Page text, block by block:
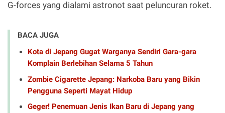
G-forces yang dialami astronot saat peluncuran roket.
BACA JUGA
Kota di Jepang Gugat Warganya Sendiri Gara-gara
Komplain Berlebihan Selama 5 Tahun
Zombie Cigarette Jepang: Narkoba Baru yang Bikin
Pengguna Seperti Mayat Hidup
Geger! Penemuan Jenis Ikan Baru di Jepang yang